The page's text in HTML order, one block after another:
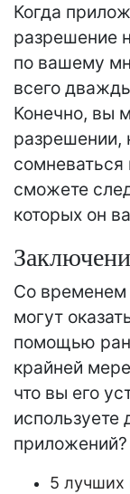
Когда
разрешение
по вашему
всего
Конечно, вы
разрешении,
сомневаться
сможете
которых он
Со
могут
помощью
крайней
что вы его
приложений?
5 лучших